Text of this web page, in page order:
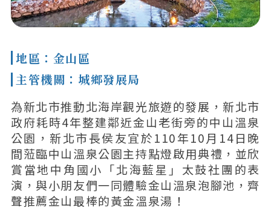
地區：金山區
主管機關：城鄉發展局
為新北市推動北海岸觀光旅遊的發展，新北市
政府耗時4年整建鄰近金山老街旁的中山溫泉
公園，新北市長侯友宜於110年10月14日晚
間蒞臨中山溫泉公園主持點燈啟用典禮，並欣
賞當地中角國小「北海藍星」太鼓社團的表
演，與小朋友們一同體驗金山溫泉泡腳池，齊
聲推薦金山最棒的黃金溫泉湯！